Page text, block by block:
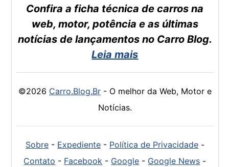
Confira a ficha técnica de carros na
web, motor, potência e as últimas
notícias de lançamentos no Carro Blog.
Leia mais
©2026 Carro.Blog.Br- O melhor da Web, Motor e
Notícias.
Sobre- Expediente- Política de Privacidade-
Contato - Facebook - Google - Google News -